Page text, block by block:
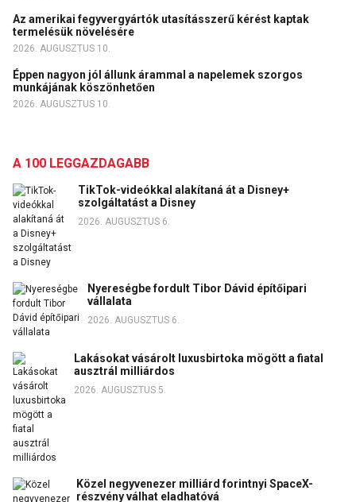
Az amerikai fegyvergyártók utasításszerű kérést kaptak
termelésük növelésére
2026. AUGUSZTUS 10.
Éppen nagyon jól állunk árammal a napelemek szorgos
munkájának köszönhetően
2026. AUGUSZTUS 10.
A 100 LEGGAZDAGABB
TikTok-videókkal alakítaná át a Disney+
szolgáltatást a Disney
2026. AUGUSZTUS 6.
Nyereségbe fordult Tibor Dávid építőipari
vállalata
2026. AUGUSZTUS 6.
Lakásokat vásárolt luxusbirtoka mögött a fiatal
ausztrál milliárdos
2026. AUGUSZTUS 5.
Közel negyvenezer milliárd forintnyi SpaceX-
részvény válhat eladhatóvá